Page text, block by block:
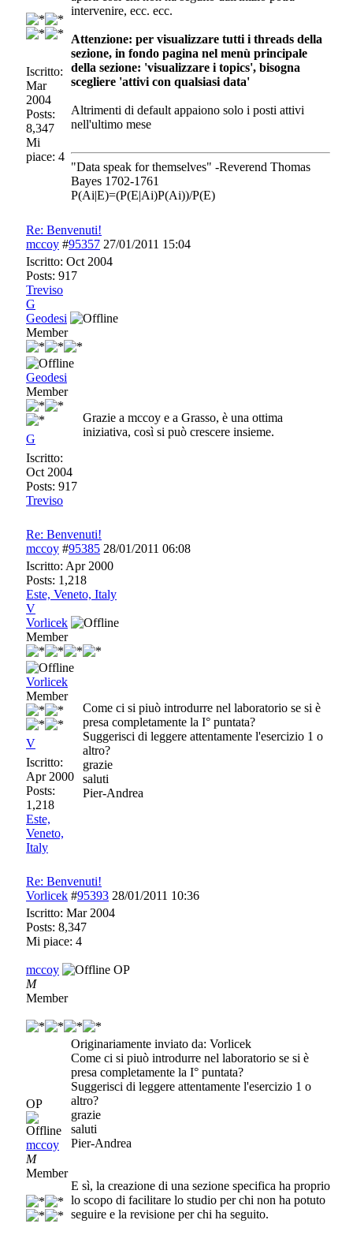
Iscritto:
Mar
2004
Posts:
8,347
Mi
piace: 4
intervenire, ecc. ecc.
Attenzione: per visualizzare tutti i threads della
sezione, in fondo pagina nel menù principale
della sezione: 'visualizzare i topics', bisogna
scegliere 'attivi con qualsiasi data'
Altrimenti di default appaiono solo i posti attivi
nell'ultimo mese
"Data speak for themselves" -Reverend Thomas
Bayes 1702-1761
P(Ai|E)=(P(E|Ai)P(Ai))/P(E)
Re: Benvenuti!
mccoy #95357 27/01/2011 15:04
Iscritto: Oct 2004
Posts: 917
Treviso
G
Geodesi
Member
Geodesi
Member
G
Iscritto:
Oct 2004
Posts: 917
Treviso
Grazie a mccoy e a Grasso, è una ottima
iniziativa, così si può crescere insieme.
Re: Benvenuti!
mccoy #95385 28/01/2011 06:08
Iscritto: Apr 2000
Posts: 1,218
Este, Veneto, Italy
V
Vorlicek
Member
Vorlicek
Member
V
Iscritto:
Apr 2000
Posts:
1,218
Este,
Veneto,
Italy
Come ci si piuò introdurre nel laboratorio se si è
presa completamente la I° puntata?
Suggerisci di leggere attentamente l'esercizio 1 o
altro?
grazie
saluti
Pier-Andrea
Re: Benvenuti!
Vorlicek #95393 28/01/2011 10:36
Iscritto: Mar 2004
Posts: 8,347
Mi piace: 4
mccoy
OP
M
Member
OP
mccoy
M
Member
Originariamente inviato da: Vorlicek
Come ci si piuò introdurre nel laboratorio se si è
presa completamente la I° puntata?
Suggerisci di leggere attentamente l'esercizio 1 o
altro?
grazie
saluti
Pier-Andrea
E sì, la creazione di una sezione specifica ha proprio
lo scopo di facilitare lo studio per chi non ha potuto
seguire e la revisione per chi ha seguito.